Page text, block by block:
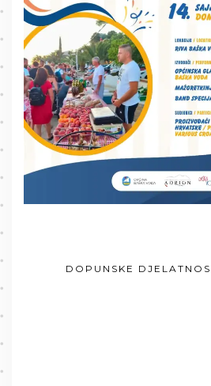
DOPUNSKE